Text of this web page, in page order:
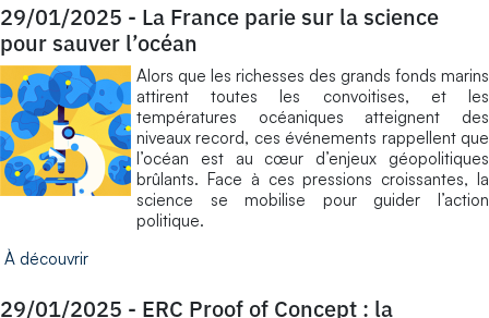
29/01/2025 - La France parie sur la science
pour sauver l’océan
Alors que les richesses des grands fonds marins
attirent toutes les convoitises, et les
températures océaniques atteignent des
niveaux record, ces événements rappellent que
l’océan est au cœur d’enjeux géopolitiques
brûlants. Face à ces pressions croissantes, la
science se mobilise pour guider l’action
politique.
À découvrir
29/01/2025 - ERC Proof of Concept : la